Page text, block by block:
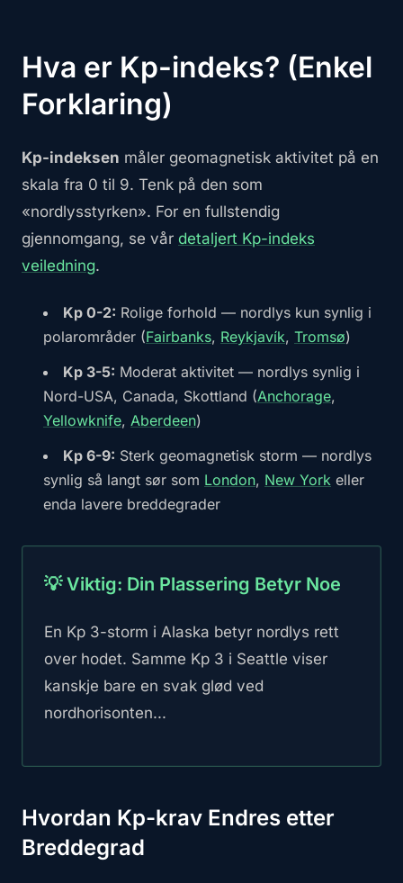
Hva er Kp-indeks? (Enkel
Forklaring)
Kp-indeksen måler geomagnetisk aktivitet på en
skala fra 0 til 9. Tenk på den som
«nordlysstyrken». For en fullstendig
gjennomgang, se vår detaljert Kp-indeks
veiledning.
Kp 0-2: Rolige forhold — nordlys kun synlig i
polarområder (Fairbanks, Reykjavík, Tromsø)
Kp 3-5: Moderat aktivitet — nordlys synlig i
Nord-USA, Canada, Skottland (Anchorage,
Yellowknife, Aberdeen)
Kp 6-9: Sterk geomagnetisk storm — nordlys
synlig så langt sør som London, New York eller
enda lavere breddegrader
💡 Viktig: Din Plassering Betyr Noe
En Kp 3-storm i Alaska betyr nordlys rett
over hodet. Samme Kp 3 i Seattle viser
kanskje bare en svak glød ved
nordhorisonten...
Hvordan Kp-krav Endres etter
Breddegrad